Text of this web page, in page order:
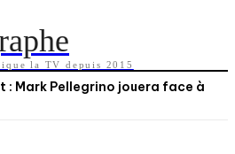
la TV depuis 2015
: Mark Pellegrino jouera face à